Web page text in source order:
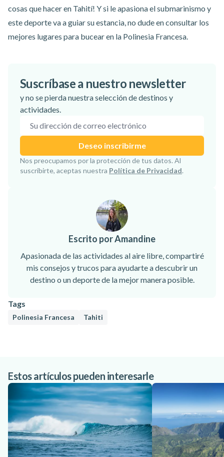
cosas que hacer en Tahití! Y si le apasiona el submarinismo y
este deporte va a guiar su estancia, no dude en consultar los
mejores lugares para bucear en la Polinesia Francesa.
Suscríbase a nuestro newsletter
y no se pierda nuestra selección de destinos y
actividades.
Dirección de correo electrónico
Deseo inscribirme
¡Suscripción confirmada!
Nos preocupamos por la protección de tus datos. Al
suscribirte, aceptas nuestra Política de Privacidad.
Escrito por Amandine
Apasionada de las actividades al aire libre, compartiré
mis consejos y trucos para ayudarte a descubrir un
destino o un deporte de la mejor manera posible.
Tags
Polinesia Francesa Tahiti
Estos artículos pueden interesarle